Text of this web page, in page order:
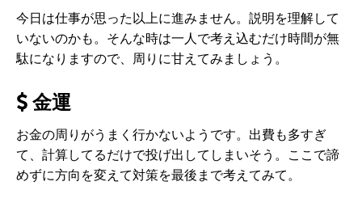
今日は仕事が思った以上に進みません。説明を理解して
いないのかも。そんな時は一人で考え込むだけ時間が無
駄になりますので、周りに甘えてみましょう。
金運
お金の周りがうまく行かないようです。出費も多すぎ
て、計算してるだけで投げ出してしまいそう。ここで諦
めずに方向を変えて対策を最後まで考えてみて。